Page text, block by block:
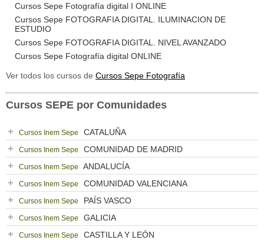
Cursos Sepe Fotografía digital I ONLINE
Cursos Sepe FOTOGRAFIA DIGITAL. ILUMINACION DE
ESTUDIO
Cursos Sepe FOTOGRAFIA DIGITAL. NIVEL AVANZADO
Cursos Sepe Fotografía digital ONLINE
Ver todos los cursos de Cursos Sepe Fotografía
Cursos SEPE por Comunidades
Cursos Inem Sepe CATALUÑA
Cursos Inem Sepe COMUNIDAD DE MADRID
Cursos Inem Sepe ANDALUCÍA
Cursos Inem Sepe COMUNIDAD VALENCIANA
Cursos Inem Sepe PAÍS VASCO
Cursos Inem Sepe GALICIA
Cursos Inem Sepe CASTILLA Y LEÓN